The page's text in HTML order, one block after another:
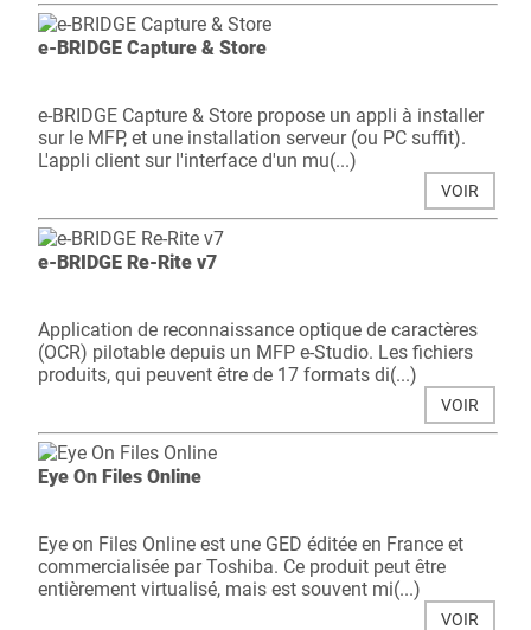
e-BRIDGE Capture & Store
e-BRIDGE Capture & Store propose un appli à installer
sur le MFP, et une installation serveur (ou PC suffit).
L'appli client sur l'interface d'un mu(...)
VOIR
e-BRIDGE Re-Rite v7
Application de reconnaissance optique de caractères
(OCR) pilotable depuis un MFP e-Studio. Les fichiers
produits, qui peuvent être de 17 formats di(...)
VOIR
Eye On Files Online
Eye on Files Online est une GED éditée en France et
commercialisée par Toshiba. Ce produit peut être
entièrement virtualisé, mais est souvent mi(...)
VOIR